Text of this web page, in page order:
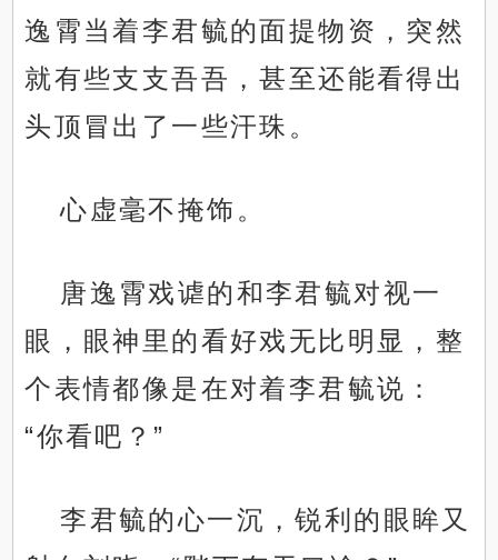
逸霄当着李君毓的面提物资，突然
就有些支支吾吾，甚至还能看得出
头顶冒出了一些汗珠。
心虚毫不掩饰。
唐逸霄戏谑的和李君毓对视一
眼，眼神里的看好戏无比明显，整
个表情都像是在对着李君毓说：
“你看吧？”
李君毓的心一沉，锐利的眼眸又